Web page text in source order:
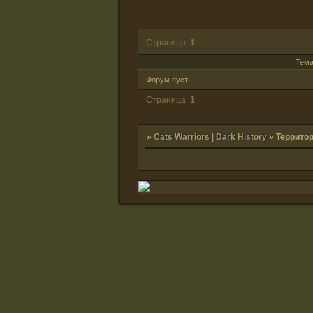
Страница: 1
Тема
Форум пуст.
Страница: 1
»Cats Warriors | Dark History »